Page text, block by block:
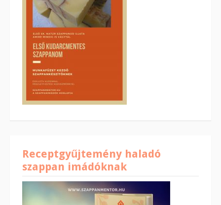
Receptgyűjtemény haladó
szappan imádóknak